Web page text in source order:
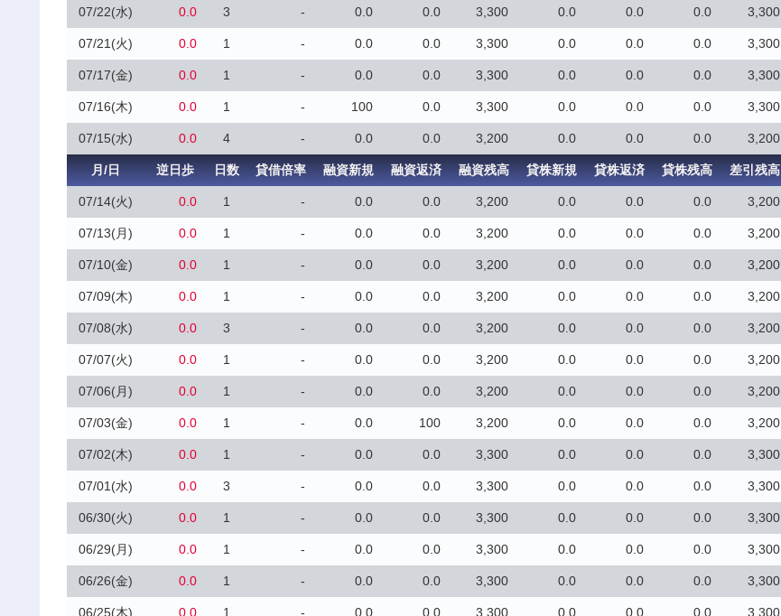
07/22(水) 0.0 3 - 0.0 0.0 3,300 0.0 0.0 0.0 3,300
07/21(火) 0.0 1 - 0.0 0.0 3,300 0.0 0.0 0.0 3,300
07/17(金) 0.0 1 - 0.0 0.0 3,300 0.0 0.0 0.0 3,300
07/16(木) 0.0 1 - 100 0.0 3,300 0.0 0.0 0.0 3,300
07/15(水) 0.0 4 - 0.0 0.0 3,200 0.0 0.0 0.0 3,200
月/日 逆日歩 日数 貸借倍率 融資新規 融資返済 融資残高 貸株新規 貸株返済 貸株残高 差引残高
07/14(火) 0.0 1 - 0.0 0.0 3,200 0.0 0.0 0.0 3,200
07/13(月) 0.0 1 - 0.0 0.0 3,200 0.0 0.0 0.0 3,200
07/10(金) 0.0 1 - 0.0 0.0 3,200 0.0 0.0 0.0 3,200
07/09(木) 0.0 1 - 0.0 0.0 3,200 0.0 0.0 0.0 3,200
07/08(水) 0.0 3 - 0.0 0.0 3,200 0.0 0.0 0.0 3,200
07/07(火) 0.0 1 - 0.0 0.0 3,200 0.0 0.0 0.0 3,200
07/06(月) 0.0 1 - 0.0 0.0 3,200 0.0 0.0 0.0 3,200
07/03(金) 0.0 1 - 0.0 100 3,200 0.0 0.0 0.0 3,200
07/02(木) 0.0 1 - 0.0 0.0 3,300 0.0 0.0 0.0 3,300
07/01(水) 0.0 3 - 0.0 0.0 3,300 0.0 0.0 0.0 3,300
06/30(火) 0.0 1 - 0.0 0.0 3,300 0.0 0.0 0.0 3,300
06/29(月) 0.0 1 - 0.0 0.0 3,300 0.0 0.0 0.0 3,300
06/26(金) 0.0 1 - 0.0 0.0 3,300 0.0 0.0 0.0 3,300
06/25(木) 0.0 1 - 0.0 0.0 3,300 0.0 0.0 0.0 3,300